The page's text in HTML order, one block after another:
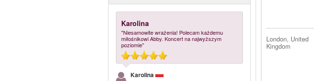
Karolina
"Niesamowite wrażenia! Polecam każdemu
miłośnikowi Abby. Koncert na najwyższym
poziomie"
Karolina
London, United
Kingdom